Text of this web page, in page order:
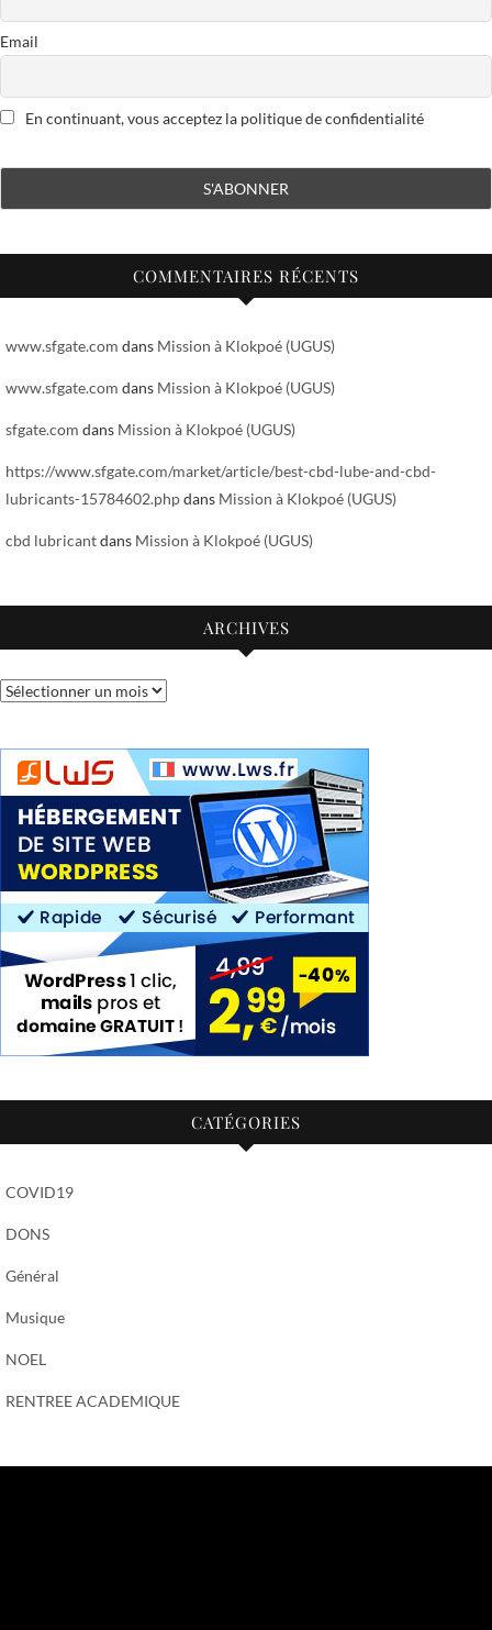
Email
En continuant, vous acceptez la politique de confidentialité
COMMENTAIRES RÉCENTS
www.sfgate.com dans Mission à Klokpoé (UGUS)
www.sfgate.com dans Mission à Klokpoé (UGUS)
sfgate.com dans Mission à Klokpoé (UGUS)
https://www.sfgate.com/market/article/best-cbd-lube-and-cbd-
lubricants-15784602.phpdans Mission à Klokpoé (UGUS)
cbd lubricantdans Mission à Klokpoé (UGUS)
ARCHIVES
CATÉGORIES
COVID19
DONS
Général
Musique
NOEL
RENTREE ACADEMIQUE